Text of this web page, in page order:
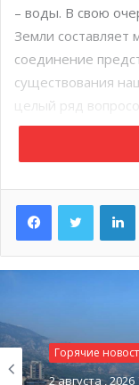
– воды. В свою
Земли составляет
соединение
существования
целый ряд
воды и
Горячие
2 августа , 2026